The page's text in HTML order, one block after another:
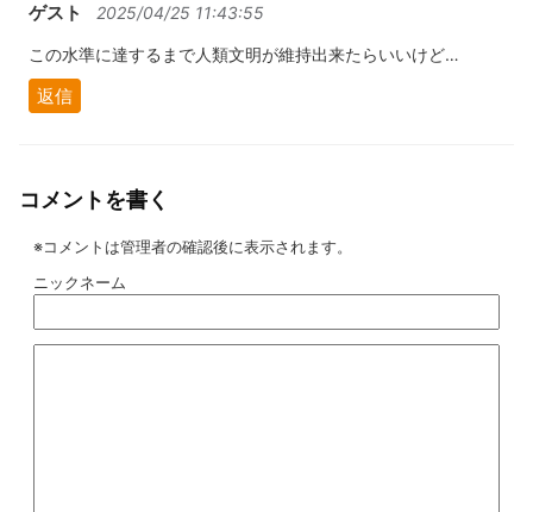
ゲスト 2025/04/25 11:43:55
この水準に達するまで人類文明が維持出来たらいいけど…
返信
コメントを書く
※コメントは管理者の確認後に表示されます。
ニックネーム